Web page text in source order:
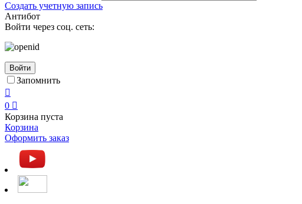
Создать учетную запись
Антибот
Войти через соц. сеть:
Войти
Запомнить

0 
Корзина пуста
Корзина
Оформить заказ